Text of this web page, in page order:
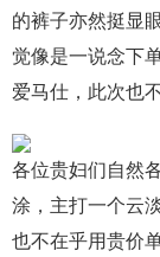
的裤子亦然挺显
觉像是一说念下
爱马仕，此次也
各位贵妇们自然
涂，主打一个云
也不在乎用贵价